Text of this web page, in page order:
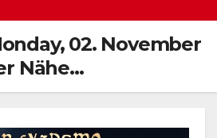
02. November
Nähe…